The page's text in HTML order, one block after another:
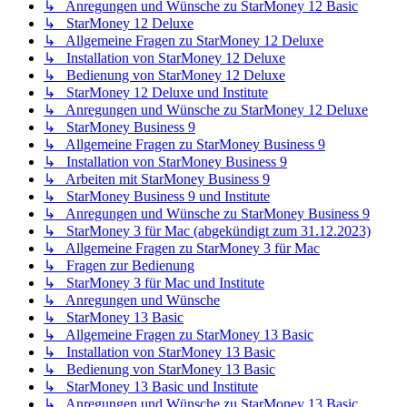
↳ Anregungen und Wünsche zu StarMoney 12 Basic
↳ StarMoney 12 Deluxe
↳ Allgemeine Fragen zu StarMoney 12 Deluxe
↳ Installation von StarMoney 12 Deluxe
↳ Bedienung von StarMoney 12 Deluxe
↳ StarMoney 12 Deluxe und Institute
↳ Anregungen und Wünsche zu StarMoney 12 Deluxe
↳ StarMoney Business 9
↳ Allgemeine Fragen zu StarMoney Business 9
↳ Installation von StarMoney Business 9
↳ Arbeiten mit StarMoney Business 9
↳ StarMoney Business 9 und Institute
↳ Anregungen und Wünsche zu StarMoney Business 9
↳ StarMoney 3 für Mac (abgekündigt zum 31.12.2023)
↳ Allgemeine Fragen zu StarMoney 3 für Mac
↳ Fragen zur Bedienung
↳ StarMoney 3 für Mac und Institute
↳ Anregungen und Wünsche
↳ StarMoney 13 Basic
↳ Allgemeine Fragen zu StarMoney 13 Basic
↳ Installation von StarMoney 13 Basic
↳ Bedienung von StarMoney 13 Basic
↳ StarMoney 13 Basic und Institute